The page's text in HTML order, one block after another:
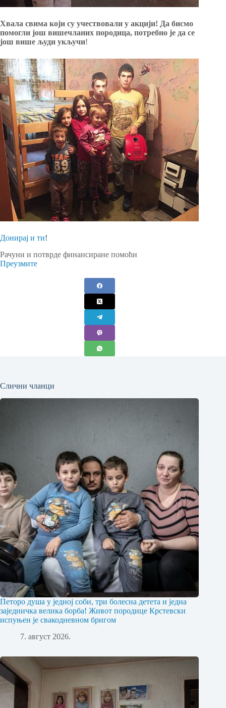
Хвала свима који су учествовали у акцији! Да бисмо
помогли још вишечланих породица, потребно је да се
још више људи укључи!
Донирај и ти!
Рачуни и потврде финансиране помоћи
Преузмите
Слични чланци
Петоро душа у једној соби, три болесна детета и једна
заједничка велика борба! Живот породице Крстевски
испуњен је свакодневном бригом
7. август 2026.